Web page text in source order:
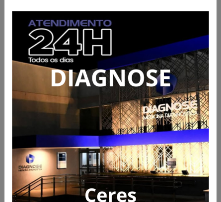
Vereadores de Ceres aprovam
pedidos de revitalização e
cobram ações do Executivo
Acesse para mais informações
Publicado em 06/08/2026 às 17:41